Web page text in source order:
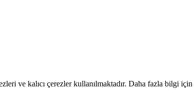
ve kalıcı çerezler kullanılmaktadır. Daha fazla bilgi için